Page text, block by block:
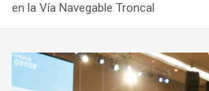
en la Vía Navegable Troncal